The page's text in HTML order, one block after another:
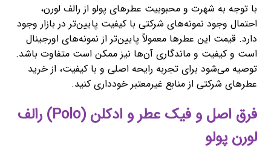
با توجه به شهرت و محبوبیت عطرهای پولو از رالف لورن،
احتمال وجود نمونه‌های شرکتی با کیفیت پایین‌تر در بازار وجود
دارد. قیمت این عطرها معمولاً پایین‌تر از نمونه‌های اورجینال
است و کیفیت و ماندگاری آن‌ها نیز ممکن است متفاوت باشد.
توصیه می‌شود برای تجربه رایحه اصلی و با کیفیت، از خرید
عطرهای شرکتی از منابع غیرمعتبر خودداری کنید.
فرق اصل و فیک عطر و ادکلن (Polo) رالف
لورن پولو